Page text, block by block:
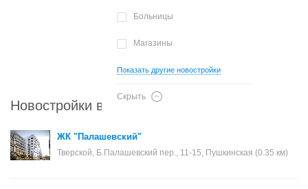
Больницы
Магазины
Показать другие новостройки
Скрыть
Новостройки в районе Тверской
ЖК "Палашевский"
Тверской, Б.Палашевский пер., 11-15, Пушкинская (0.35 км)